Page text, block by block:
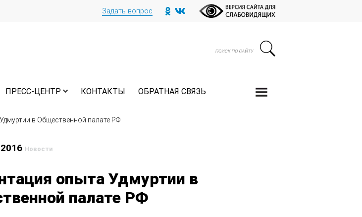
Задать вопрос
ПРЕСС-ЦЕНТР КОНТАКТЫ ОБРАТНАЯ СВЯЗЬ
в Общественной палате РФ
Новости
опыта Удмуртии в
палате РФ